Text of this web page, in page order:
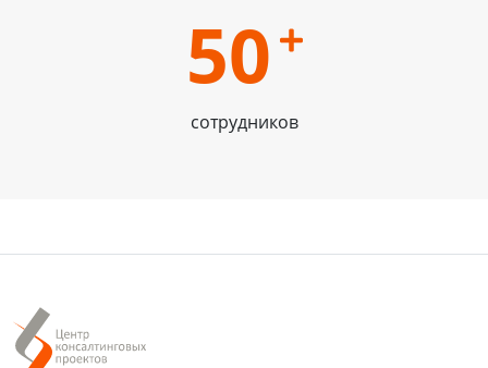
50
сотрудников